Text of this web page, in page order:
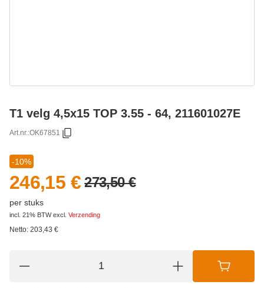
T1 velg 4,5x15 TOP 3.55 - 64, 211601027E
Art.nr.:OK67851
-10%
246,15 € 273,50 €
per stuks
incl. 21% BTWexcl. Verzending
Netto: 203,43 €